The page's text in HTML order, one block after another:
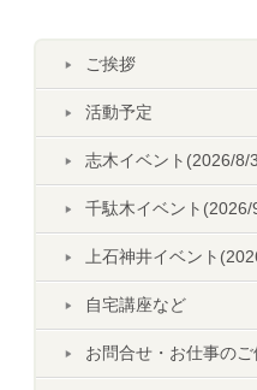
ご挨拶
活動予定
志木イベント(2026/8/
千駄木イベント
上石神井イベント
自宅講座など
お問合せ・お仕事の